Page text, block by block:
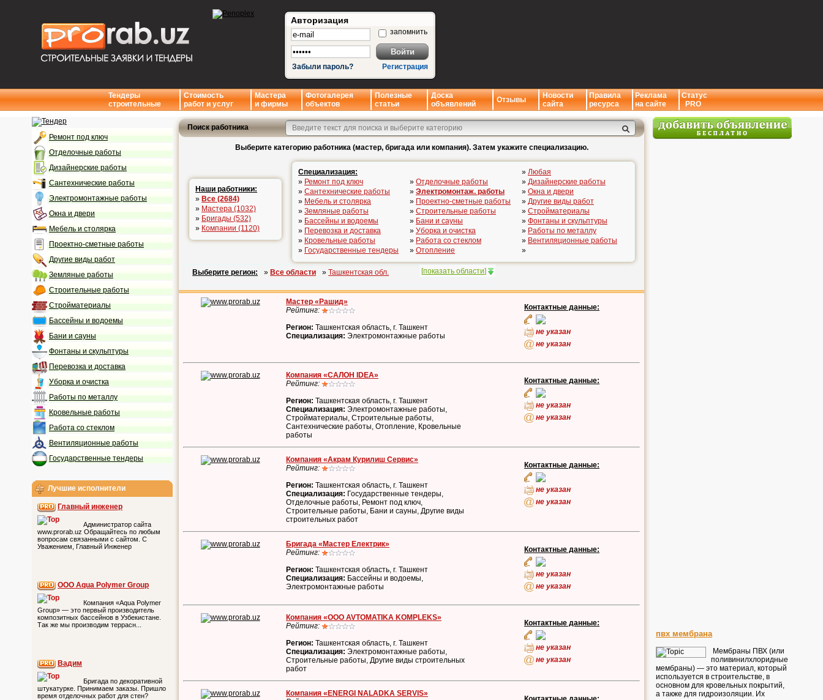
Авторизация
запомнить
Забыли пароль? Регистрация
Тендеры
строительные
Стоимость
работ и услуг
Мастера
и фирмы
Фотогалерея
объектов
Полезные
статьи
Доска
объявлений
Отзывы
Новости
сайта
Правила
ресурса
Реклама
на сайте
Статус
PRO
Ремонт под ключ
Отделочные работы
Дизайнерские работы
Сантехнические работы
Электромонтажные работы
Окна и двери
Мебель и столярка
Проектно-сметные работы
Другие виды работ
Земляные работы
Строительные работы
Стройматериалы
Бассейны и водоемы
Бани и сауны
Фонтаны и скульптуры
Перевозка и доставка
Уборка и очистка
Работы по металлу
Кровельные работы
Работа со стеклом
Вентиляционные работы
Государственные тендеры
Лучшие исполнители
Главный инженер
Администратор сайта
www.prorab.uz Обращайтесь по любым
вопросам связанными с сайтом. С
Уважением, Главный Инженер
ООО Aqua Polymer Group
Компания «Aqua Polymer
Group» — это первый производитель
композитных бассейнов в Узбекистане.
Так же мы производим террасн...
Вадим
Бригада по декоративной
штукатурке. Принимаем заказы. Пришло
время отделочных работ для стен?
Поиск работника
Выберите категорию работника (мастер, бригада или компания). Затем укажите специализацию.
Наши работники:
» Все (2684)
» Мастера (1032)
» Бригады (532)
» Компании (1120)
Специализация: » Любая
» Ремонт под ключ » Отделочные работы » Дизайнерские работы
» Сантехнические работы » Электромонтаж. работы » Окна и двери
» Мебель и столярка » Проектно-сметные работы » Другие виды работ
» Земляные работы » Строительные работы » Стройматериалы
» Бассейны и водоемы » Бани и сауны » Фонтаны и скульптуры
» Перевозка и доставка » Уборка и очистка » Работы по металлу
» Кровельные работы » Работа со стеклом » Вентиляционные работы
» Государственные тендеры » Отопление »
[показать области]
Выберите регион: » Все области » Ташкентская обл.
Мастер «Рашид»
Рейтинг:
Регион: Ташкентская область, г. Ташкент
Специализация: Электромонтажные работы
Контактные данные:
не указан
не указан
Компания «САЛОН IDEA»
Рейтинг:
Регион: Ташкентская область, г. Ташкент
Специализация: Электромонтажные работы,
Стройматериалы, Строительные работы,
Сантехнические работы, Отопление, Кровельные
работы
Контактные данные:
не указан
не указан
Компания «Акрам Курилиш Сервис»
Рейтинг:
Регион: Ташкентская область, г. Ташкент
Специализация: Государственные тендеры,
Отделочные работы, Ремонт под ключ,
Строительные работы, Бани и сауны, Другие виды
строительных работ
Контактные данные:
не указан
не указан
Бригада «Мастер Електрик»
Рейтинг:
Регион: Ташкентская область, г. Ташкент
Специализация: Бассейны и водоемы,
Электромонтажные работы
Контактные данные:
не указан
не указан
Компания «OOO AVTOMATIKA KOMPLEKS»
Рейтинг:
Регион: Ташкентская область, г. Ташкент
Специализация: Электромонтажные работы,
Строительные работы, Другие виды строительных
работ
Контактные данные:
не указан
не указан
Компания «ENERGI NALADKA SERVIS»
пвх мембрана
Мембраны ПВХ (или
поливинилхлоридные
мембраны) — это материал, который
используется в строительстве, в
основном для кровельных покрытий,
а также для гидроизоляции. Их